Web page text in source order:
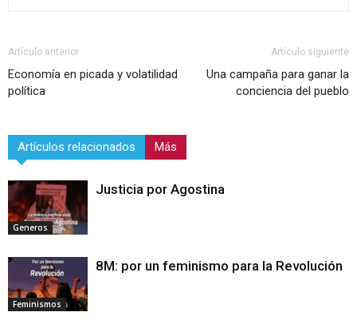
Artículo anterior
Economía en picada y volatilidad
política
Artículo siguiente
Una campaña para ganar la
conciencia del pueblo
Artículos relacionados Más
Generos
Justicia por Agostina
Feminismos
8M: por un feminismo para la Revolución